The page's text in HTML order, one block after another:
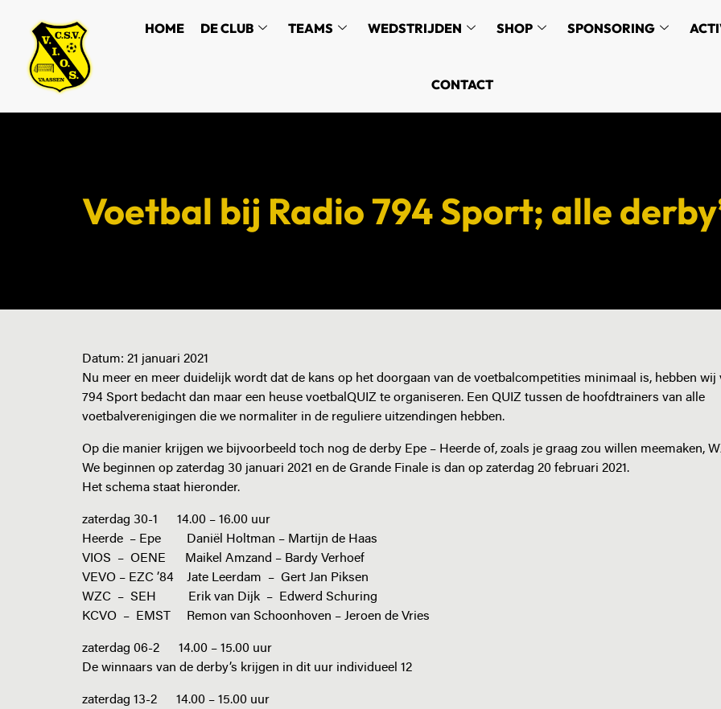
HOME DE CLUB TEAMS WEDSTRIJDEN SHOP SPONSORING
CONTACT
Voetbal bij Radio 794 Sport; alle
Datum: 21 januari 2021
Nu meer en meer duidelijk wordt dat de kans op het doorgaan van de voetbalcompetities minimaal is, hebben wij
794 Sport bedacht dan maar een heuse voetbalQUIZ te organiseren. Een QUIZ tussen de hoofdtrainers van alle
voetbalverenigingen die we normaliter in de reguliere uitzendingen hebben.
Op die manier krijgen we bijvoorbeeld toch nog de derby Epe – Heerde of, zoals je graag zou willen meemaken,
We beginnen op zaterdag 30 januari 2021 en de Grande Finale is dan op zaterdag 20 februari 2021.
Het schema staat hieronder.
zaterdag 30-1 14.00 – 16.00 uur
Heerde – Epe Daniël Holtman – Martijn de Haas
VIOS – OENE Maikel Amzand – Bardy Verhoef
VEVO – EZC ’84 Jate Leerdam – Gert Jan Piksen
WZC – SEH Erik van Dijk – Edwerd Schuring
KCVO – EMST Remon van Schoonhoven – Jeroen de Vries
zaterdag 06-2 14.00 – 15.00 uur
De winnaars van de derby’s krijgen in dit uur individueel 12
zaterdag 13-2 14.00 – 15.00 uur